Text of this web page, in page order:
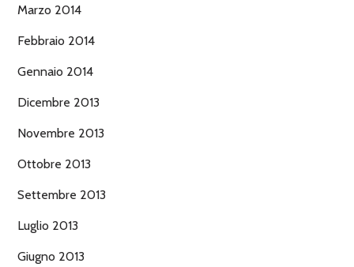
Marzo 2014
Febbraio 2014
Gennaio 2014
Dicembre 2013
Novembre 2013
Ottobre 2013
Settembre 2013
Luglio 2013
Giugno 2013